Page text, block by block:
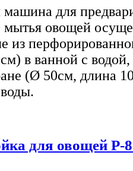
для
овощей
из
в ванной с
(Ø 50см, длина
для овощей P-